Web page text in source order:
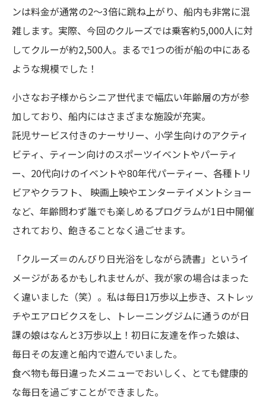
ンは料金が通常の2〜3倍に跳ね上がり、船内も非常に混
雑します。実際、今回のクルーズでは乗客約5,000人に対
してクルーが約2,500人。まるで1つの街が船の中にある
ような規模でした！
小さなお子様からシニア世代まで幅広い年齢層の方が参
加しており、船内にはさまざまな施設が充実。
託児サービス付きのナーサリー、小学生向けのアクティ
ビティ、ティーン向けのスポーツイベントやパーティ
ー、20代向けのイベントや80年代パーティー、各種トリ
ビアやクラフト、 映画上映やエンターテイメントショー
など、年齢問わず誰でも楽しめるプログラムが1日中開催
されており、飽きることなく過ごせます。
「クルーズ＝のんびり日光浴をしながら読書」というイ
メージがあるかもしれませんが、我が家の場合はまった
く違いました（笑）。私は毎日1万歩以上歩き、ストレッ
チやエアロビクスをし、トレーニングジムに通うのが日
課の娘はなんと3万歩以上！初日に友達を作った娘は、
毎日その友達と船内で遊んでいました。
食べ物も毎日違ったメニューでおいしく、とても健康的
な毎日を過ごすことができました。